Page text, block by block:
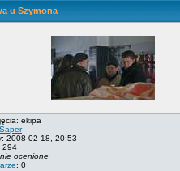
u Szymona
ekipa
Saper
2008-02-18, 20:53
294
nie ocenione
: 0